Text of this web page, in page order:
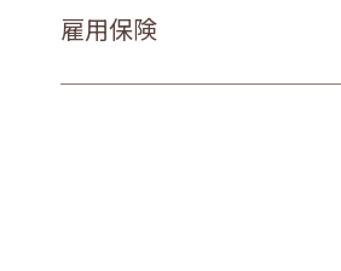
雇用保険